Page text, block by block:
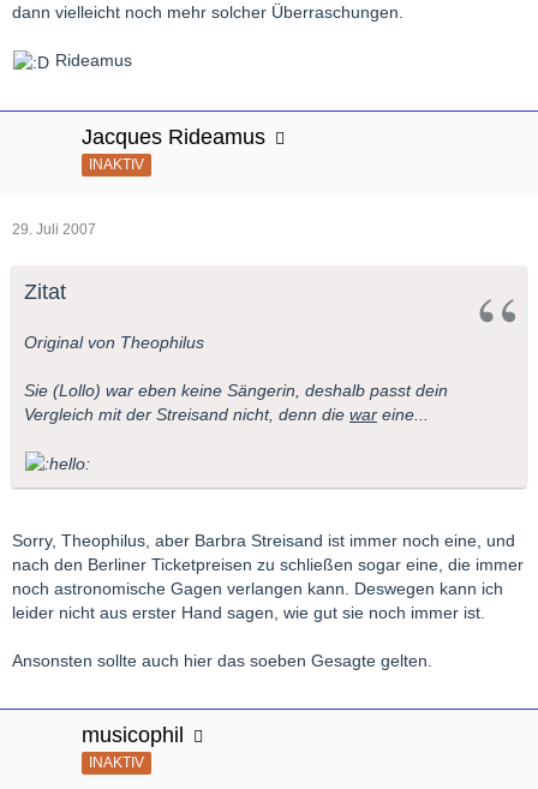
dann vielleicht noch mehr solcher Überraschungen.
Rideamus
Jacques Rideamus
INAKTIV
29. Juli 2007
Zitat
Original von Theophilus
Sie (Lollo) war eben keine Sängerin, deshalb passt dein
Vergleich mit der Streisand nicht, denn die war eine...
Sorry, Theophilus, aber Barbra Streisand ist immer noch eine, und
nach den Berliner Ticketpreisen zu schließen sogar eine, die immer
noch astronomische Gagen verlangen kann. Deswegen kann ich
leider nicht aus erster Hand sagen, wie gut sie noch immer ist.
Ansonsten sollte auch hier das soeben Gesagte gelten.
musicophil
INAKTIV